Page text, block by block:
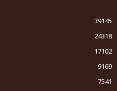
39145
24318
17102
9169
7541